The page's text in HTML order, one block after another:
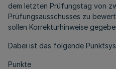
dem letzten Prüfungstag von
Prüfungsausschusses zu
sollen Korrekturhinweise
Dabei ist das folgende
Punkte